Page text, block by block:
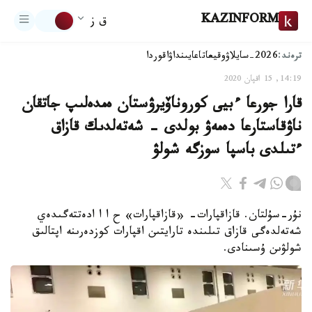
KAZINFORM ق ز
ترەند:2026-سايلاۋ وقيعاتاعايىنداۋاقوردا
14:19, 15 اقپان 2020
قارا جورعا ءبيى كوروناۆيرۋستان ەمدەلىپ جاتقان
ناۋقاستارعا دەمەۋ بولدى - شەتەلدىك قازاق
ءتىلدى باسپا سوزگە شولۋ
نۇر-سۇلتان. قازاقپارات- «قازاقپارات» ح ا ا ادەتتەگىدەي
شەتەلدەگى قازاق تىلىندە تارايتىن اقپارات كوزدەرىنە اپتالىق
شولۋىن ۇسىنادى.